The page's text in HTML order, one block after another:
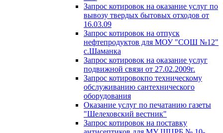
Запрос котировок на оказание услуг по
вывозу твердых бытовых отходов от
16.03.09
Запрос котировок на отпуск
нефтепродуктов для МОУ "СОШ №12"
с.Шаманка
Запрос котировок на оказание услуг
подвижной связи от 27.02.2009г.
Запрос котировокпо техническому
обслуживанию сантехнического
оборудования
Оказание услуг по печатанию газеты
"Шелеховский вестник"
Запрос котировок на поставку